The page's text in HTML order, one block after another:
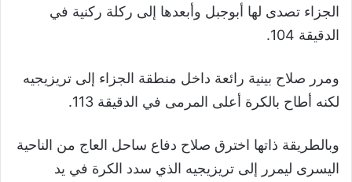
الجزاء تصدى لها أبوجبل وأبعدها إلى ركلة ركنية في
الدقيقة 104.
ومرر صلاح بينية رائعة داخل منطقة الجزاء إلى تريزيجيه
لكنه أطاح بالكرة أعلى المرمى في الدقيقة 113.
وبالطريقة ذاتها اخترق صلاح دفاع ساحل العاج من الناحية
اليسرى ليمرر إلى تريزيجيه الذي سدد الكرة في يد